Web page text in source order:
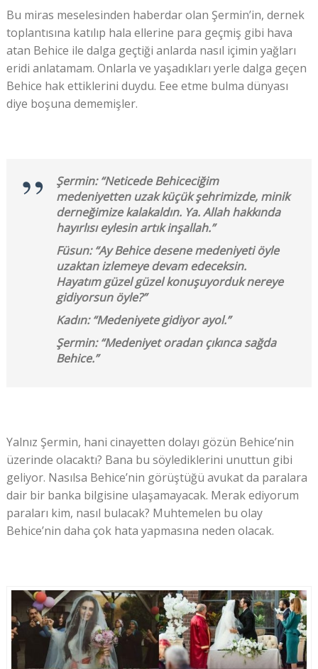
Bu miras meselesinden haberdar olan Şermin’in, dernek
toplantısına katılıp hala ellerine para geçmiş gibi hava
atan Behice ile dalga geçtiği anlarda nasıl içimin yağları
eridi anlatamam. Onlarla ve yaşadıkları yerle dalga geçen
Behice hak ettiklerini duydu. Eee etme bulma dünyası
diye boşuna dememişler.
Şermin: “Neticede Behiceciğim
medeniyetten uzak küçük şehrimizde, minik
derneğimize kalakaldın. Ya. Allah hakkında
hayırlısı eylesin artık inşallah.”
Füsun: “Ay Behice desene medeniyeti öyle
uzaktan izlemeye devam edeceksin.
Hayatım güzel güzel konuşuyorduk nereye
gidiyorsun öyle?”
Kadın: “Medeniyete gidiyor ayol.”
Şermin: “Medeniyet oradan çıkınca sağda
Behice.”
Yalnız Şermin, hani cinayetten dolayı gözün Behice’nin
üzerinde olacaktı? Bana bu söylediklerini unuttun gibi
geliyor. Nasılsa Behice’nin görüştüğü avukat da paralara
dair bir banka bilgisine ulaşamayacak. Merak ediyorum
paraları kim, nasıl bulacak? Muhtemelen bu olay
Behice’nin daha çok hata yapmasına neden olacak.